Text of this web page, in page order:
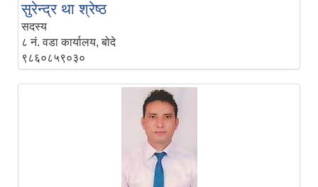
सुरेन्द्र था श्रेष्ठ
सदस्य
८ नं. वडा कार्यालय, बोदे
९८६०८५९०३०